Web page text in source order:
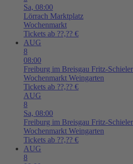
Sa, 08:00
Lörrach Marktplatz
Wochenmarkt
Tickets ab ??,?? €
AUG
8
08:00
Freiburg im Breisgau Fritz-
Wochenmarkt Weingarten
Tickets ab ??,?? €
AUG
8
Sa, 08:00
Freiburg im Breisgau Fritz-
Wochenmarkt Weingarten
Tickets ab ??,?? €
AUG
8